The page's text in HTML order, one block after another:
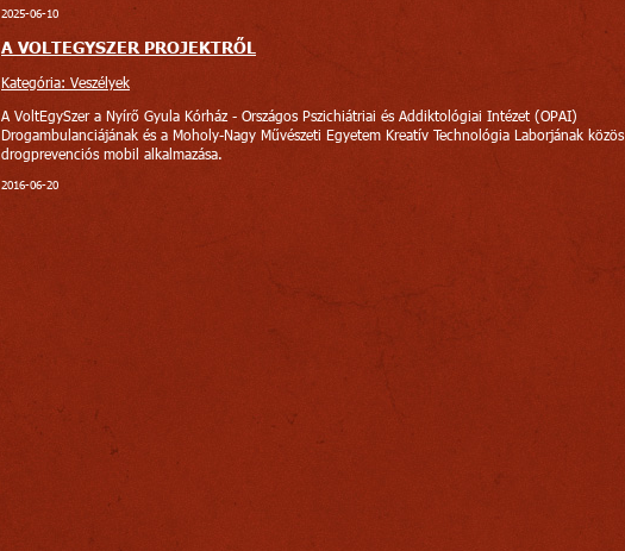
2025-06-10
A VOLTEGYSZER PROJEKTRŐL
Kategória: Veszélyek
A VoltEgySzer a Nyírő Gyula Kórház - Országos Pszichiátriai és Addiktológiai Intézet (OPAI)
Drogambulanciájának és a Moholy-Nagy Művészeti Egyetem Kreatív Technológia Laborjának közös
drogprevenciós mobil alkalmazása.
2016-06-20